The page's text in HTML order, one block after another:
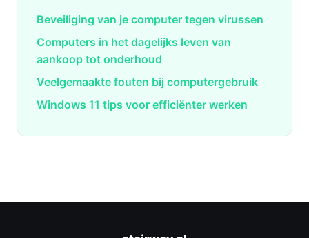
Beveiliging van je computer tegen virussen
Computers in het dagelijks leven van
aankoop tot onderhoud
Veelgemaakte fouten bij computergebruik
Windows 11 tips voor efficiënter werken